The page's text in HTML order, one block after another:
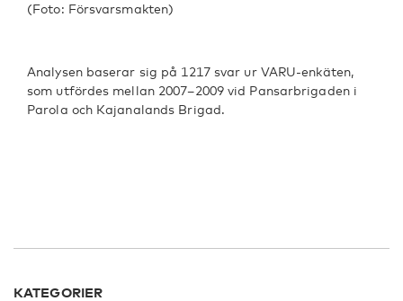
(Foto: Försvarsmakten)
Analysen baserar sig på 1217 svar ur VARU-enkäten,
som utfördes mellan 2007–2009 vid Pansarbrigaden i
Parola och Kajanalands Brigad.
KATEGORIER